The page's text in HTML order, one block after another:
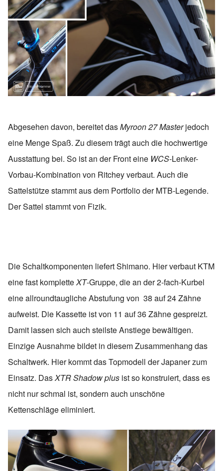
Abgesehen davon, bereitet dasMyroon 27 Masterjedoch
eine Menge Spaß. Zu diesem trägt auch die hochwertige
Ausstattung bei. So ist an der Front eine WCS-Lenker-
Vorbau-Kombination von Ritchey verbaut. Auch die
Sattelstütze stammt aus dem Portfolio der MTB-Legende.
Der Sattel stammt von Fizik.
Die Schaltkomponenten liefert Shimano. Hier verbaut KTM
eine fast kompletteXT-Gruppe, die an der 2-fach-Kurbel
eine allroundtaugliche Abstufung von 38 auf 24 Zähne
aufweist. Die Kassette ist von 11 auf 36 Zähne gespreizt.
Damit lassen sich auch steilste Anstiege bewältigen.
Einzige Ausnahme bildet in diesem Zusammenhang das
Schaltwerk. Hier kommt das Topmodell der Japaner zum
Einsatz. DasXTR Shadow plus ist so konstruiert, dass es
nicht nur schmal ist, sondern auch unschöne
Kettenschläge eliminiert.